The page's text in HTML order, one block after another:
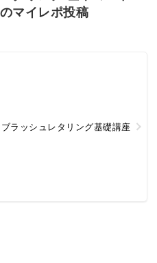
マイレポ投稿
ラッシュレタリング基礎講座